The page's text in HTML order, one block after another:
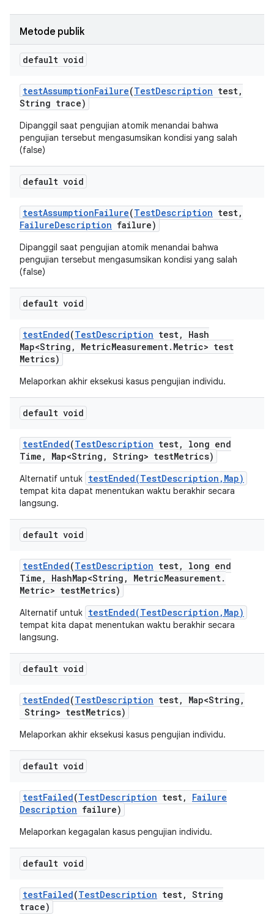
Metode publik
default void
testAssumptionFailure(TestDescription test,
String trace)
Dipanggil saat pengujian atomik menandai bahwa
pengujian tersebut mengasumsikan kondisi yang salah
(false)
default void
testAssumptionFailure(TestDescription test,
FailureDescription failure)
Dipanggil saat pengujian atomik menandai bahwa
pengujian tersebut mengasumsikan kondisi yang salah
(false)
default void
testEnded(TestDescription test,
Hash
Map<String , MetricMeasurement. Metric> test
Metrics)
Melaporkan akhir eksekusi kasus pengujian individu.
default void
testEnded(TestDescription test,
long end
Time , Map<String , String> testMetrics)
Alternatif untuk testEnded(TestDescription,Map)
tempat kita dapat menentukan waktu berakhir secara
langsung.
default void
testEnded(TestDescription test,
long end
Time , HashMap<String , MetricMeasurement.
Metric> testMetrics)
Alternatif untuk testEnded(TestDescription,Map)
tempat kita dapat menentukan waktu berakhir secara
langsung.
default void
testEnded(TestDescription test, Map<String ,
String> testMetrics)
Melaporkan akhir eksekusi kasus pengujian individu.
default void
testFailed(TestDescription test,
Failure
Description failure)
Melaporkan kegagalan kasus pengujian individu.
default void
testFailed(TestDescription test, String
trace)